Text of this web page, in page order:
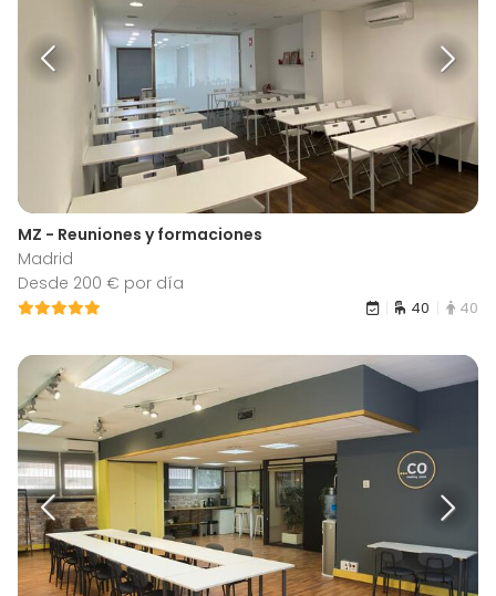
MZ - Reuniones y formaciones
Madrid
Desde 200 € por día
40 40